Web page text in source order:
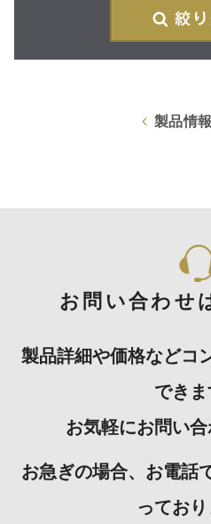
製品情
お問い合わせ
製品詳細や価格などコ
できま
お気軽にお問い合
お急ぎの場合、お電話
っており